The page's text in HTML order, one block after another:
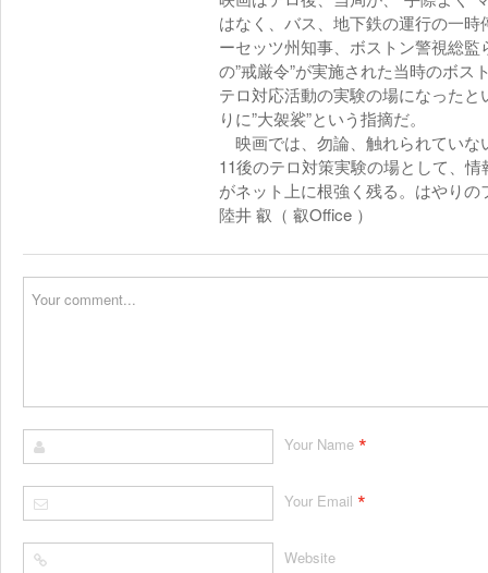
はなく、バス、地下鉄の運行の一
ーセッツ州知事、ボストン警視総
の”戒厳令”が実施された当時のボ
テロ対応活動の実験の場になった
りに”大袈裟”という指摘だ。
映画では、勿論、触れられていな
11後のテロ対策実験の場として、
がネット上に根強く残る。はやり
陸井 叡（ 叡Office ）
Your Name *
Your Email *
Website